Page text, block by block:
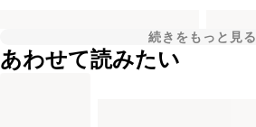
続きをもっと見る
あわせて読みたい